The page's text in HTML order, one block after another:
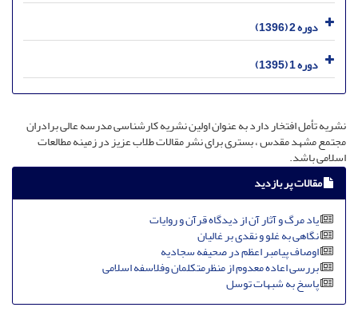
دوره 2 (1396)
دوره 1 (1395)
نشریه تأمل افتخار دارد به عنوان اولین نشریه کارشناسی مدرسه عالی برادران
مجتمع مشهد مقدس ، بستری برای نشر مقالات طلاب عزیز در زمینه مطالعات
اسلامی باشد.
مقالات پر بازدید
یاد مرگ و آثار آن از دیدگاه قرآن و روایات
نگاهی به غلو و نقدی بر غالیان
اوصاف پیامبر اعظم در صحیفه سجادیه
بررسی اعاده معدوم از منظرمتکلمان وفلاسفه اسلامی
پاسخ به شبهات توسل